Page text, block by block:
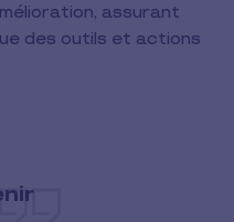
assurant
des outils et actions